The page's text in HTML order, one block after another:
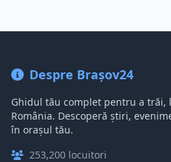
Despre Brașov24
Ghidul tău complet pentru a trăi,
România. Descoperă știri,
în orașul tău.
253,200 locuitori